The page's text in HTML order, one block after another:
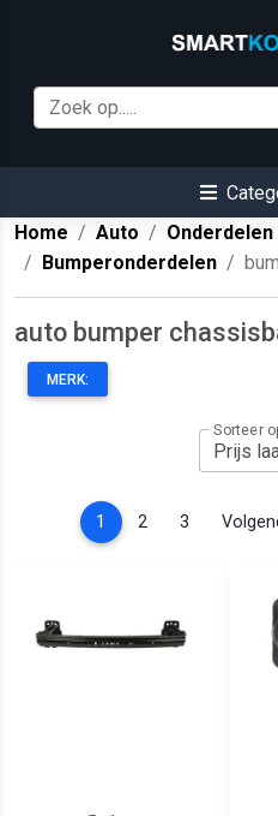
Home
Auto Onderdelen
Bumperonderdelen
auto bumper
MERK:
Sorteer
1 (current)
2 3